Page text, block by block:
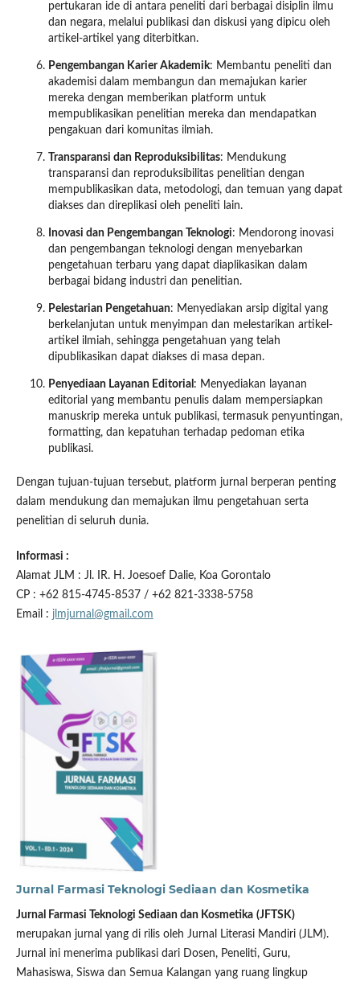
pertukaran ide di antara peneliti dari berbagai disiplin ilmu
dan negara, melalui publikasi dan diskusi yang dipicu oleh
artikel-artikel yang diterbitkan.
Pengembangan Karier Akademik: Membantu peneliti dan
akademisi dalam membangun dan memajukan karier
mereka dengan memberikan platform untuk
mempublikasikan penelitian mereka dan mendapatkan
pengakuan dari komunitas ilmiah.
Transparansi dan Reproduksibilitas: Mendukung
transparansi dan reproduksibilitas penelitian dengan
mempublikasikan data, metodologi, dan temuan yang dapat
diakses dan direplikasi oleh peneliti lain.
Inovasi dan Pengembangan Teknologi: Mendorong inovasi
dan pengembangan teknologi dengan menyebarkan
pengetahuan terbaru yang dapat diaplikasikan dalam
berbagai bidang industri dan penelitian.
Pelestarian Pengetahuan: Menyediakan arsip digital yang
berkelanjutan untuk menyimpan dan melestarikan artikel-
artikel ilmiah, sehingga pengetahuan yang telah
dipublikasikan dapat diakses di masa depan.
Penyediaan Layanan Editorial : Menyediakan layanan
editorial yang membantu penulis dalam mempersiapkan
manuskrip mereka untuk publikasi, termasuk penyuntingan,
formatting, dan kepatuhan terhadap pedoman etika
publikasi.
Dengan tujuan-tujuan tersebut, platform jurnal berperan penting
dalam mendukung dan memajukan ilmu pengetahuan serta
penelitian di seluruh dunia.
Informasi :
Alamat JLM : Jl. IR. H. Joesoef Dalie, Koa Gorontalo
CP : +62 815-4745-8537 / +62 821-3338-5758
Email : jlmjurnal@gmail.com
Jurnal Farmasi Teknologi Sediaan dan Kosmetika
Jurnal Farmasi Teknologi Sediaan dan Kosmetika (JFTSK)
merupakan jurnal yang di rilis oleh Jurnal Literasi Mandiri (JLM).
Jurnal ini menerima publikasi dari Dosen, Peneliti, Guru,
Mahasiswa, Siswa dan Semua Kalangan yang ruang lingkup